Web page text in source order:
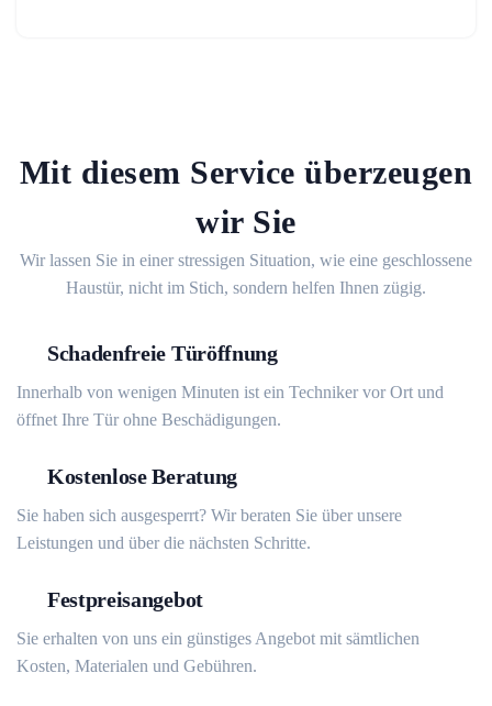
Mit diesem Service überzeugen
wir Sie
Wir lassen Sie in einer stressigen Situation, wie eine geschlossene
Haustür, nicht im Stich, sondern helfen Ihnen zügig.
Schadenfreie Türöffnung
Innerhalb von wenigen Minuten ist ein Techniker vor Ort und
öffnet Ihre Tür ohne Beschädigungen.
Kostenlose Beratung
Sie haben sich ausgesperrt? Wir beraten Sie über unsere
Leistungen und über die nächsten Schritte.
Festpreisangebot
Sie erhalten von uns ein günstiges Angebot mit sämtlichen
Kosten, Materialen und Gebühren.